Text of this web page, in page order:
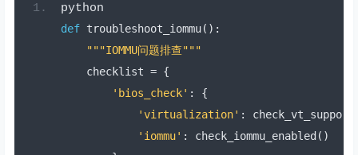
python
def troubleshoot_iommu():
"""IOMMU问题排查"""
    checklist
= {
'bios_check' :
{
'virtualization' : check_vt_support
'iommu' : check_iommu_enabled ()